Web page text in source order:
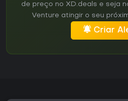
de preço no XD.deals e seja
Venture atingir o seu
Criar